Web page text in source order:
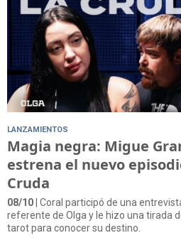
LANZAMIENTOS
Magia negra: Migue
estrena el nuevo
Cruda
08/10 | Coral participó de una
referente de Olga y le hizo una tirada
tarot para conocer su destino.